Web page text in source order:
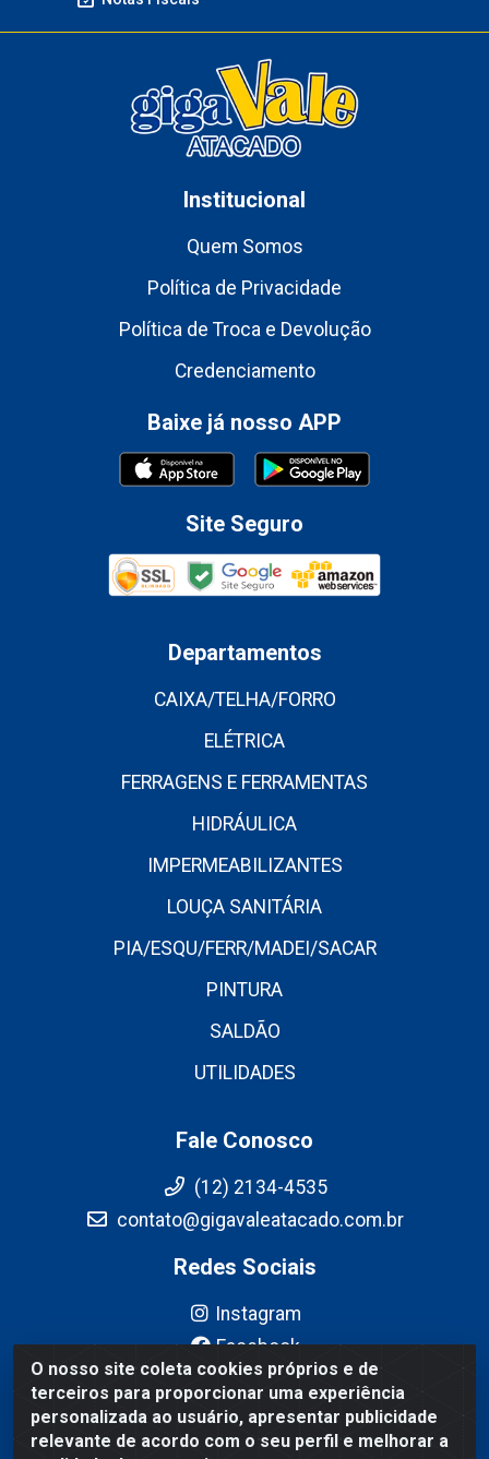
O nosso site coleta cookies próprios e de
terceiros para proporcionar uma experiência
personalizada ao usuário, apresentar publicidade
relevante de acordo com o seu perfil e melhorar a
Institucional
Quem Somos
Política de Privacidade
Política de Troca e Devolução
Credenciamento
Baixe já nosso APP
Site Seguro
Departamentos
CAIXA/TELHA/FORRO
ELÉTRICA
FERRAGENS E FERRAMENTAS
HIDRÁULICA
IMPERMEABILIZANTES
LOUÇA SANITÁRIA
PIA/ESQU/FERR/MADEI/SACAR
PINTURA
SALDÃO
UTILIDADES
Fale Conosco
(12) 2134-4535
contato@gigavaleatacado.com.br
Redes Sociais
Instagram
Facebook
YouTube
Linkedin